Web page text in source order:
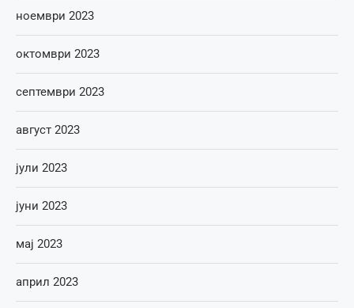
ноември 2023
октомври 2023
септември 2023
август 2023
јули 2023
јуни 2023
мај 2023
април 2023